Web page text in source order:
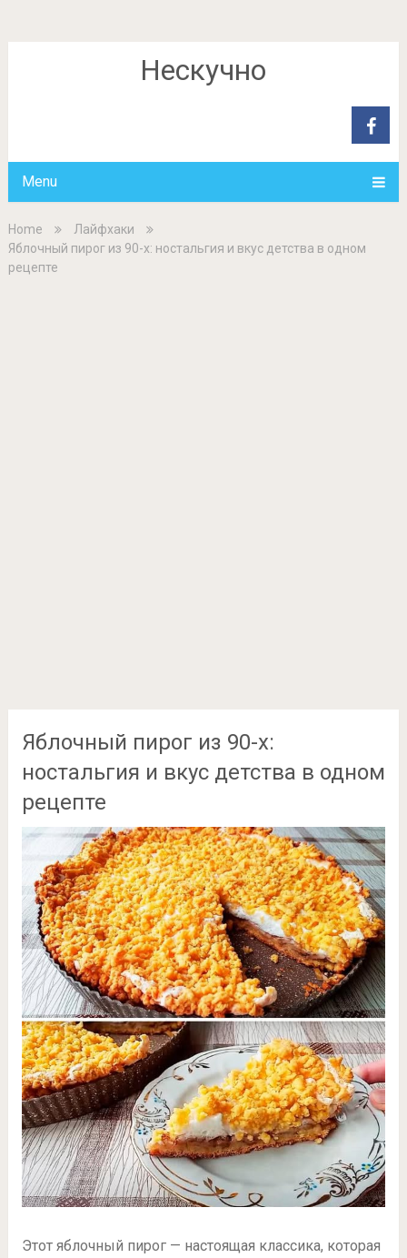
Нескучно
Menu
Home
Лайфхаки
Яблочный пирог из 90-х: ностальгия и вкус детства в одном
рецепте
Яблочный пирог из 90-х:
ностальгия и вкус детства в одном
рецепте
Этот яблочный пирог — настоящая классика, которая